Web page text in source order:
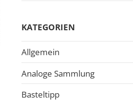
KATEGORIEN
Allgemein
Analoge Sammlung
Basteltipp